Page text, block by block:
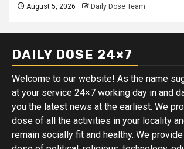
August 5, 2026 Daily Dose Team
DAILY DOSE 24×7
Welcome to our website! As the name
at your service 24×7 working day in and
you the latest news at the earliest. We
dose of all the activities in your locality
remain socially fit and healthy. We